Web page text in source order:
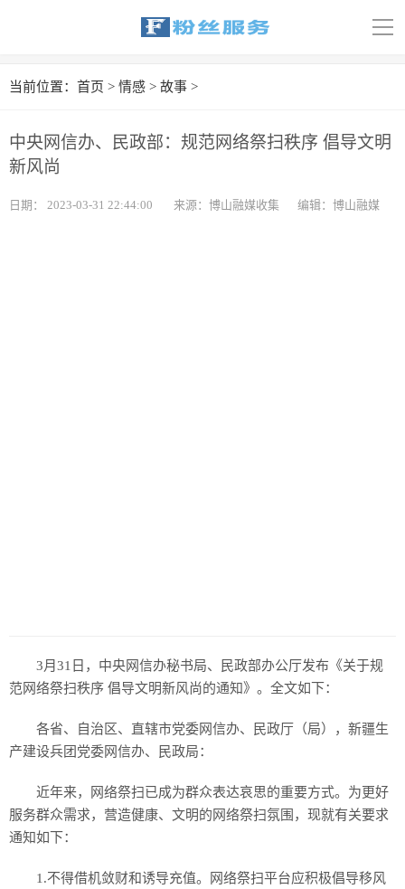
导
首页
娱乐
汽车
当前位置： 首页 > 情感 > 故事 >
中央网信办、民政部：规范网络祭扫秩序 倡导文明
新风尚
日期： 2023-03-31 22:44:00 来源：博山融媒收集 编辑：博山融媒
3月31日，中央网信办秘书局、民政部办公厅发布《关于规
范网络祭扫秩序 倡导文明新风尚的通知》。全文如下：
各省、自治区、直辖市党委网信办、民政厅（局），新疆生
产建设兵团党委网信办、民政局：
近年来，网络祭扫已成为群众表达哀思的重要方式。为更好
服务群众需求，营造健康、文明的网络祭扫氛围，现就有关要求
通知如下：
1.不得借机敛财和诱导充值。网络祭扫平台应积极倡导移风